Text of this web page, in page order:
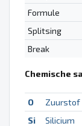
Formule
Splitsing
Break
Chemische
O Zuurstof
Si
Silicium